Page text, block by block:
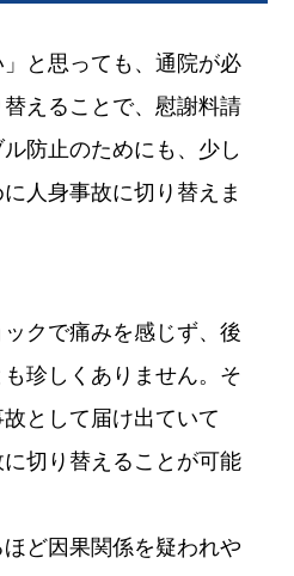
」と思っても、通院が必
えることで、慰謝料請
防止のためにも、少し
人身事故に切り替えま
クで痛みを感じず、後
珍しくありません。そ
として届け出ていて
切り替えることが可能
ど因果関係を疑われや